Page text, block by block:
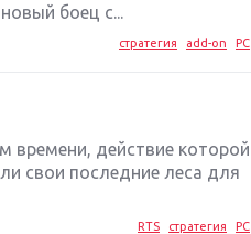
боец с...
стратегия add-on PC
времени, действие которой
свои последние леса для
RTS стратегия PC